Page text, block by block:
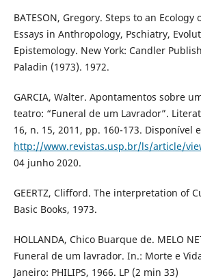
BATESON, Gregory. Steps to an
Essays in Anthropology, Pschiatry,
Epistemology. New York: Candler
Paladin (1973). 1972.
GARCIA, Walter. Apontamentos sobre
teatro: “Funeral de um Lavrador”.
16, n. 15, 2011, pp. 160-173. Disponível
http://www.revistas.usp.br/ls/article/
04 junho 2020.
GEERTZ, Clifford. The interpretation of
Basic Books, 1973.
HOLLANDA, Chico Buarque de. MELO
Funeral de um lavrador. In.: Morte e
Janeiro: PHILIPS, 1966. LP (2 min 33)